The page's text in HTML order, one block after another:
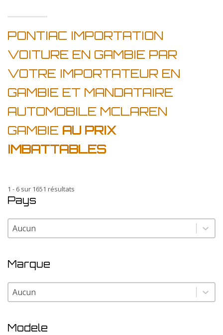
PONTIAC IMPORTATION
VOITURE EN GAMBIE PAR
VOTRE IMPORTATEUR EN
GAMBIE ET MANDATAIRE
AUTOMOBILE MCLAREN
GAMBIE AU PRIX
IMBATTABLES
1 - 6 sur 1651 résultats
Pays
Pays
Pays
Marque
Marque
Marque
Modele